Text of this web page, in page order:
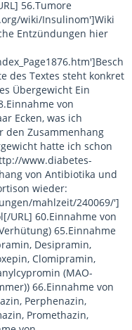
56.Tumore
wiki/Insulinom']Wiki
Entzündungen hier
des Textes steht konkret
Übergewicht Ein
von
Ecken, was ich
den Zusammenhang
hatte ich schon
www.diabetes-
von Antibiotika und
wieder:
mahlzeit/240069/']
URL] 60.Einnahme von
65.Einnahme
Desipramin,
Clomipramin,
(MAO-
66.Einnahme von
Perphenazin,
Promethazin,